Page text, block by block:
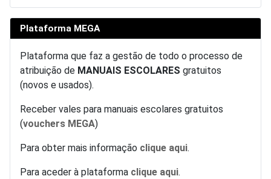
Plataforma MEGA
Plataforma que faz a gestão de todo o processo de
atribuição de MANUAIS ESCOLARES gratuitos
(novos e usados).
Receber vales para manuais escolares gratuitos
(vouchers MEGA)
Para obter mais informação clique aqui.
Para aceder à plataforma clique aqui.